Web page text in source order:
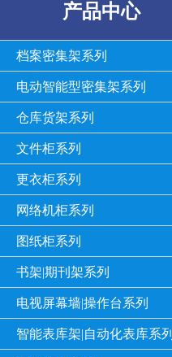
产品中心
档案密集架系列
电动智能型密集架系列
仓库货架系列
文件柜系列
更衣柜系列
网络机柜系列
图纸柜系列
书架|期刊架系列
电视屏幕墙|操作台系列
智能表库架|自动化表库系列